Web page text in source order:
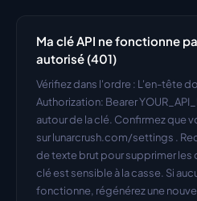
Ma clé API ne fonctionne
autorisé (401)
Vérifiez dans l'ordre : L'en-tête
Authorization: Bearer
autour de la clé. Confirmez que
sur lunarcrush.com/settings .
de texte brut pour supprimer les
clé est sensible à la casse. Si
fonctionne, régénérez une